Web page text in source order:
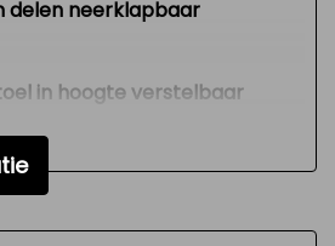
delen neerklapbaar
in hoogte verstelbaar
voor